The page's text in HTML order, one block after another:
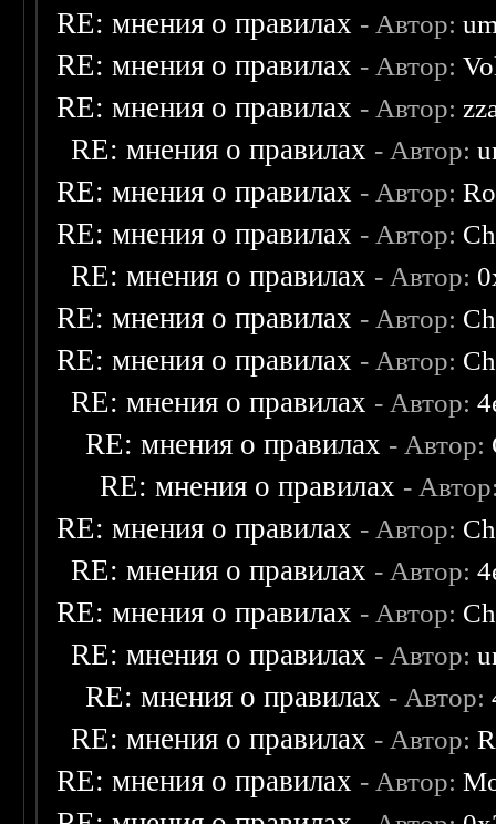
RE: мнения о правилах - Автор:
RE: мнения о правилах - Автор:
RE: мнения о правилах - Автор:
RE: мнения о правилах - Автор:
RE: мнения о правилах - Автор:
RE: мнения о правилах - Автор:
RE: мнения о правилах - Автор:
RE: мнения о правилах - Автор:
RE: мнения о правилах - Автор:
RE: мнения о правилах - Автор:
RE: мнения о правилах - Автор:
RE: мнения о правилах -
RE: мнения о правилах - Автор:
RE: мнения о правилах - Автор:
RE: мнения о правилах - Автор:
RE: мнения о правилах - Автор:
RE: мнения о правилах - Автор:
RE: мнения о правилах - Автор:
RE: мнения о правилах - Автор: